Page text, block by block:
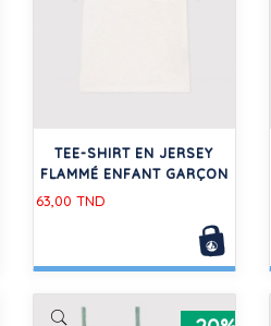
TEE-SHIRT EN JERSEY
FLAMMÉ ENFANT GARÇON
63,00 TND